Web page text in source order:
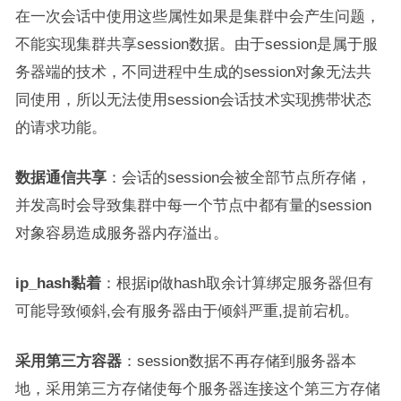
在一次会话中使用这些属性如果是集群中会产生问题，
不能实现集群共享session数据。由于session是属于服
务器端的技术，不同进程中生成的session对象无法共
同使用，所以无法使用session会话技术实现携带状态
的请求功能。
数据通信共享：会话的session会被全部节点所存储，
并发高时会导致集群中每一个节点中都有量的session
对象容易造成服务器内存溢出。
ip_hash黏着：根据ip做hash取余计算绑定服务器但有
可能导致倾斜,会有服务器由于倾斜严重,提前宕机。
采用第三方容器：session数据不再存储到服务器本
地，采用第三方存储使每个服务器连接这个第三方存储